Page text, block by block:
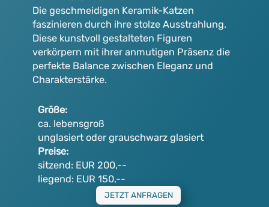
Die geschmeidigen Keramik-Katzen
faszinieren durch ihre stolze Ausstrahlung.
Diese kunstvoll gestalteten Figuren
verkörpern mit ihrer anmutigen Präsenz die
perfekte Balance zwischen Eleganz und
Charakterstärke.
Größe:
ca. lebensgroß
unglasiert oder grauschwarz glasiert
Preise:
sitzend: EUR 200,--
liegend: EUR 150,--
JETZT ANFRAGEN